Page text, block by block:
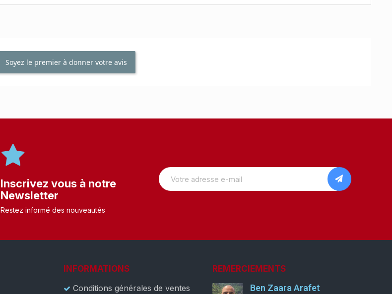
Soyez le premier à donner votre avis
Inscrivez vous à notre
Newsletter
Restez informé des nouveautés
INFORMATIONS
Conditions générales de ventes
REMERCIEMENTS
Ben Zaara Arafet